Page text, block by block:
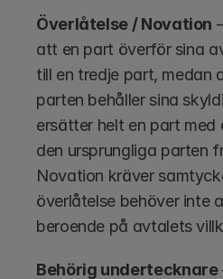
Överlåtelse / Novation
att en part överför sina
till en tredje part, medan
parten behåller sina
ersätter helt en part
den ursprungliga parten
Novation kräver
överlåtelse behöver inte
beroende på avtalets
Behörig undertecknare